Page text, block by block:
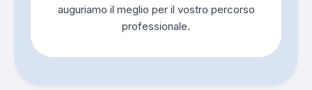
auguriamo il meglio per il vostro percorso
professionale.